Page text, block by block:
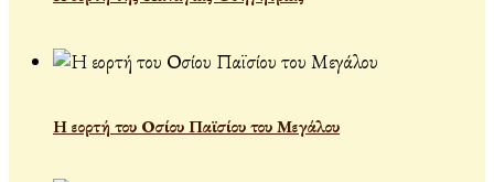
Η εορτή του Οσίου Παϊσίου του Μεγάλου